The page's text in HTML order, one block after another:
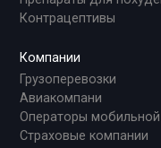
Контрацептивы
Компании
Грузоперевозки
Авиакомпани
Операторы мобильной
Страховые компании